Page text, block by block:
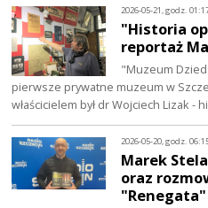
2026-05-21, godz.
"Historia
reportaż
"Muzeum
pierwsze prywatne muzeum w
właścicielem był dr Wojciech Lizak -
2026-05-20, godz.
Marek
oraz
"Renegata"